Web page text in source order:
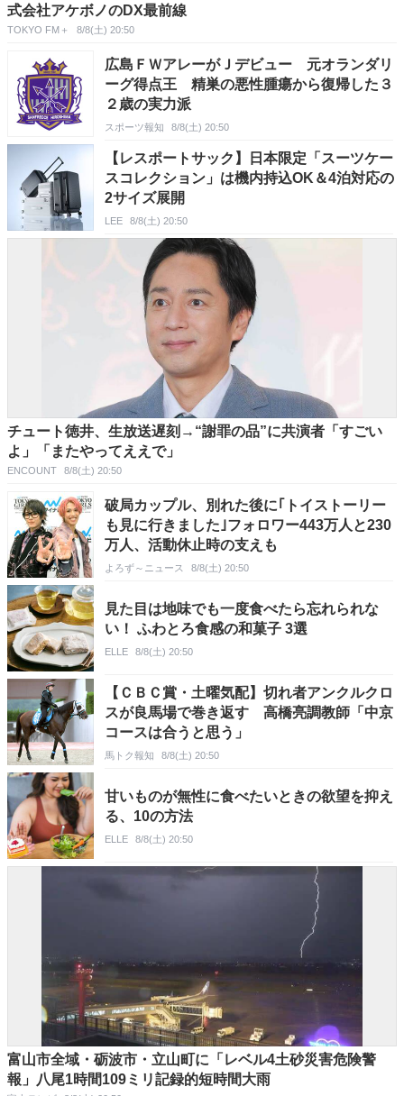
式会社アケボノのDX最前線
TOKYO FM＋ 8/8(土) 20:50
広島ＦＷアレーがＪデビュー 元オランダリ
ーグ得点王 精巣の悪性腫瘍から復帰した３
２歳の実力派
スポーツ報知 8/8(土) 20:50
【レスポートサック】日本限定「スーツケー
スコレクション」は機内持込OK＆4泊対応の
2サイズ展開
LEE 8/8(土) 20:50
チュート徳井、生放送遅刻→“謝罪の品”に共演者「すごい
よ」「またやってええで」
ENCOUNT 8/8(土) 20:50
破局カップル、別れた後に｢トイストーリー
も見に行きました｣フォロワー443万人と230
万人、活動休止時の支えも
よろず～ニュース 8/8(土) 20:50
見た目は地味でも一度食べたら忘れられな
い！ ふわとろ食感の和菓子 3選
ELLE 8/8(土) 20:50
【ＣＢＣ賞・土曜気配】切れ者アンクルクロ
スが良馬場で巻き返す 高橋亮調教師「中京
コースは合うと思う」
馬トク報知 8/8(土) 20:50
甘いものが無性に食べたいときの欲望を抑え
る、10の方法
ELLE 8/8(土) 20:50
富山市全域・砺波市・立山町に「レベル4土砂災害危険警
報」八尾1時間109ミリ記録的短時間大雨